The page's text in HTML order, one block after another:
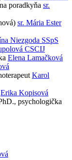
sr.
sr. Mária Ester
Niezgoda SSpS
CSCIJ
Elena Lamačková
Karol
Erika Kopisová